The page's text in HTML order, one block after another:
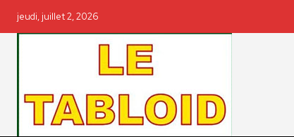
jeudi, juillet 2, 2026